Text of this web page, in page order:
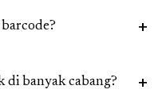
di banyak cabang?